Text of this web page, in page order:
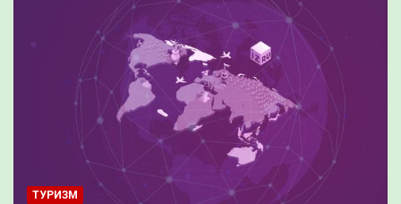
ТУРИЗМ